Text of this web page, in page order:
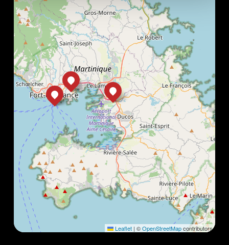
Leaflet | ©OpenStreetMapcontributors